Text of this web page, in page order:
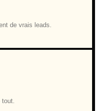
de vrais leads.